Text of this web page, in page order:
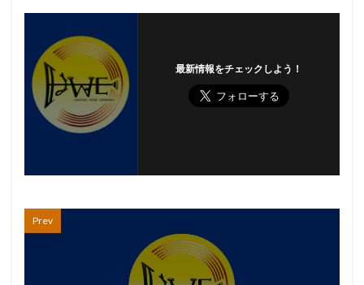
最新情報をチェックしよう！
Prev